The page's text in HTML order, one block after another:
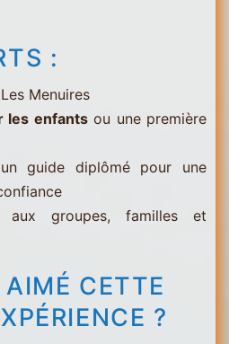
:
Menuires
les enfantsou une première
guide diplômé pour une
groupes, familles et
CETTE
?